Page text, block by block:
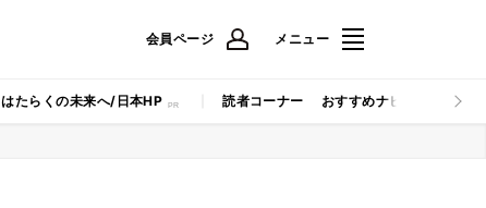
会員ページ メニュー
はたらくの未来へ/日本HP 読者コーナー おすすめナビ マイナビ